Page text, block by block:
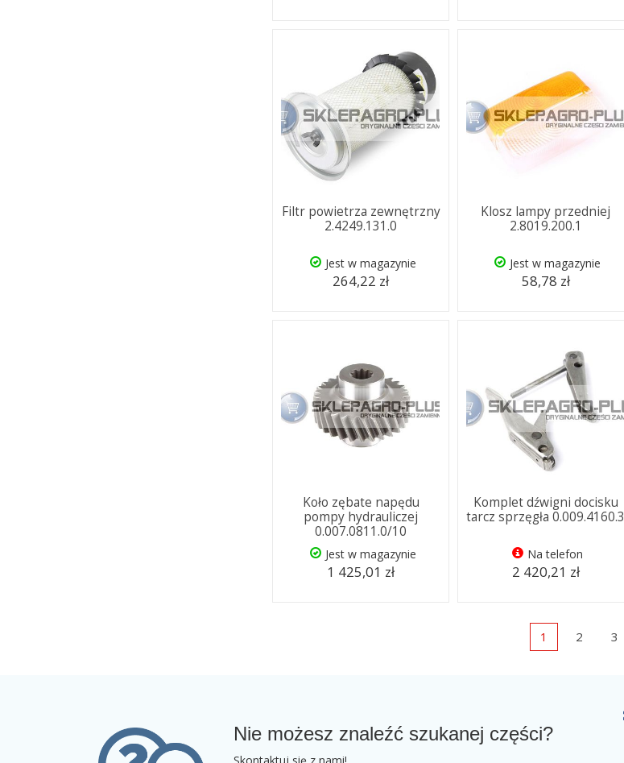
Filtr powietrza zewnętrzny
2.4249.131.0
Jest w magazynie
264,22 zł
Klosz lampy przedniej
2.8019.200.1
Jest w magazynie
58,78 zł
Koło zębate napędu
pompy hydrauliczej
0.007.0811.0/10
Jest w magazynie
1 425,01 zł
Komplet dźwigni docisku
tarcz sprzęgła 0.009.4160.3
Na telefon
2 420,21 zł
1 2 3
Nie możesz znaleźć szukanej części?